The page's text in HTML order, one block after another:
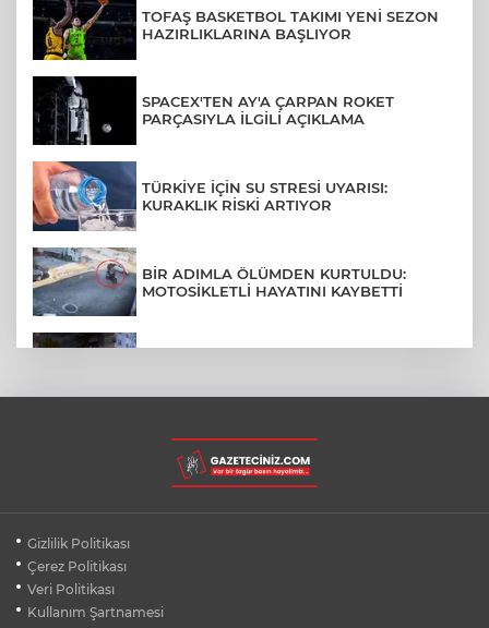
TOFAŞ BASKETBOL TAKIMI YENİ SEZON
HAZIRLIKLARINA BAŞLIYOR
SPACEX'TEN AY'A ÇARPAN ROKET
PARÇASIYLA İLGİLİ AÇIKLAMA
TÜRKİYE İÇİN SU STRESİ UYARISI:
KURAKLIK RİSKİ ARTIYOR
BİR ADIMLA ÖLÜMDEN KURTULDU:
MOTOSİKLETLİ HAYATINI KAYBETTİ
BURSA ŞEHİR HASTANESİ OTOPARKI
AĞUSTOS AYINDA HİZMETE AÇILIYOR
KÜBRA DENİZCİ KESKİN KUPASINI
Gizlilik Politikası
Çerez Politikası
Veri Politikası
Kullanım Şartnamesi